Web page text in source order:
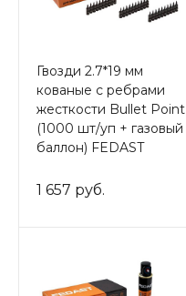
Гвозди 2.7*19 мм
кованые с ребрами
жесткости Bullet Point
(1000 шт/уп + газовый
баллон) FEDAST
1 657 руб.